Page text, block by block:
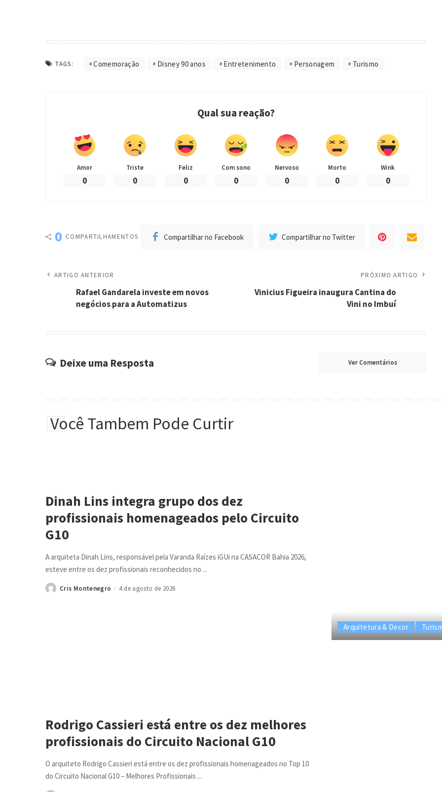
TAGS: Comemoração Disney 90 anos Entretenimento Personagem Turismo
Qual sua reação?
Amor
0
Triste
0
Feliz
0
Com sono
0
Nervoso
0
Morto
0
Wink
0
0 COMPARTILHAMENTOS Compartilhar no Facebook Compartilhar no Twitter
ARTIGO ANTERIOR
Rafael Gandarela investe em novos
negócios para a Automatizus
PRÓXIMO ARTIGO
Vinicius Figueira inaugura Cantina do
Vini no Imbuí
Deixe uma Resposta Ver Comentários
Você Tambem Pode Curtir
Arquitetura & Decor
Dinah Lins integra grupo dos dez
profissionais homenageados pelo Circuito
G10
A arquiteta Dinah Lins, responsável pela Varanda Raízes iGUi na CASACOR Bahia 2026,
esteve entre os dez profissionais reconhecidos no ...
PostedCris Montenegro 4 de agosto de 2026
Rodrigo Cassieri está entre os dez melhores
profissionais do Circuito Nacional G10
O arquiteto Rodrigo Cassieri está entre os dez profissionais homenageados no Top 10
do Circuito Nacional G10 – Melhores Profissionais ...